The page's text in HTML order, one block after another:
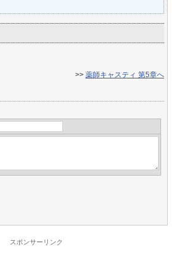
>> 薬師キャスティ 第5章へ
スポンサーリンク